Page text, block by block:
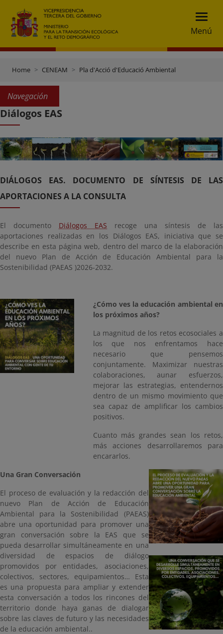
Menú
Home CENEAM Pla d'Acció d'Educació Ambiental
Navegación
Diálogos EAS
DIÁLOGOS EAS. DOCUMENTO DE SÍNTESIS DE LAS
APORTACIONES A LA CONSULTA
El documento Diálogos EAS recoge una síntesis de las
aportaciones realizadas en los Diálogos EAS, iniciativa que se
describe en esta página web, dentro del marco de la elaboración
del nuevo Plan de Acción de Educación Ambiental para la
Sostenibilidad (PAEAS )2026-2032.
¿Cómo ves la educación ambiental en
los próximos años?
La magnitud de los retos ecosociales a
los que nos enfrentamos hace
necesario que pensemos
conjuntamente. Maximizar nuestras
colaboraciones, aunar esfuerzos,
mejorar las estrategias, entendernos
dentro de un mismo movimiento que
sea capaz de amplificar los cambios
positivos.
Cuanto más grandes sean los retos,
más acciones desarrollaremos para
encararlos.
Una Gran Conversación
El proceso de evaluación y la redacción del
nuevo Plan de Acción de Educación
Ambiental para la Sostenibilidad (PAEAS)
abre una oportunidad para promover una
gran conversación sobre la EAS que se
pueda desarrollar simultáneamente en una
diversidad de espacios de diálogo
promovidos por entidades, asociaciones,
colectivos, sectores, equipamientos… Esta
es una propuesta para ampliar y extender
esta conversación a todos los rincones del
territorio donde haya ganas de dialogar
sobre las claves de futuro y las necesidades
de la educación ambiental..